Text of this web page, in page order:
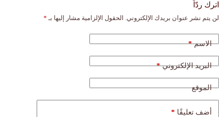
اترك ردّاً
لن يتم نشر عنوان بريدك الإلكتروني. الحقول الإلزامية مشار إليها بـ *
الاسم*
البريد الإلكتروني*
الموقع
أضف تعليقًا *